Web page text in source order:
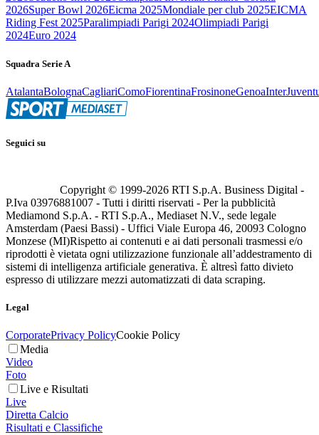
2026Super Bowl 2026Eicma 2025Mondiale per club 2025EICMA
Riding Fest 2025Paralimpiadi Parigi 2024Olimpiadi Parigi
2024Euro 2024
Squadra Serie A
AtalantaBolognaCagliariComoFiorentinaFrosinoneGenoaInter
Seguici su
Copyright © 1999-2026 RTI S.p.A. Business Digital -
P.Iva 03976881007 - Tutti i diritti riservati - Per la pubblicità
Mediamond S.p.A. - RTI S.p.A., Mediaset N.V., sede legale
Amsterdam (Paesi Bassi) - Uffici Viale Europa 46, 20093 Cologno
Monzese (MI)Rispetto ai contenuti e ai dati personali trasmessi e/o
riprodotti è vietata ogni utilizzazione funzionale all’addestramento di
sistemi di intelligenza artificiale generativa. È altresì fatto divieto
espresso di utilizzare mezzi automatizzati di data scraping.
Legal
CorporatePrivacy PolicyCookie Policy
Media
Video
Foto
Live e Risultati
Live
Diretta Calcio
Risultati e Classifiche